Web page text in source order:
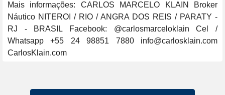
Mais informações: CARLOS MARCELO KLAIN Broker
Náutico NITEROI / RIO / ANGRA DOS REIS / PARATY -
RJ - BRASIL Facebook: @carlosmarceloklain Cel /
Whatsapp +55 24 98851 7880 info@carlosklain.com
CarlosKlain.com